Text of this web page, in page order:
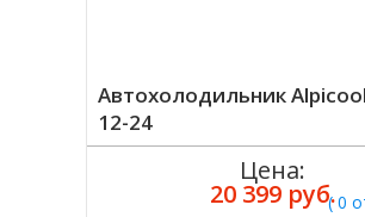
Автохолодильник
12-24
( 0
Цена:
20 399 руб.